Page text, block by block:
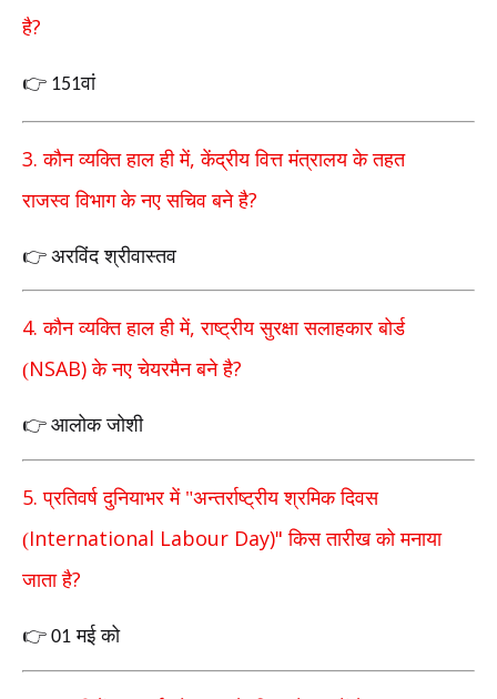
है?
👉 151वां
3.कौन व्यक्ति हाल ही में,केंद्रीय वित्त मंत्रालय के तहत
राजस्व विभाग के नए सचिव बने है?
👉 अरविंद श्रीवास्तव
4.कौन व्यक्ति हाल ही में,राष्ट्रीय सुरक्षा सलाहकार बोर्ड
(NSAB)के नए चेयरमैन बने है?
👉 आलोक जोशी
5.प्रतिवर्ष दुनियाभर में "अन्तर्राष्ट्रीय श्रमिक दिवस
(International Labour Day)"किस तारीख को मनाया
जाता है?
👉 01 मई को